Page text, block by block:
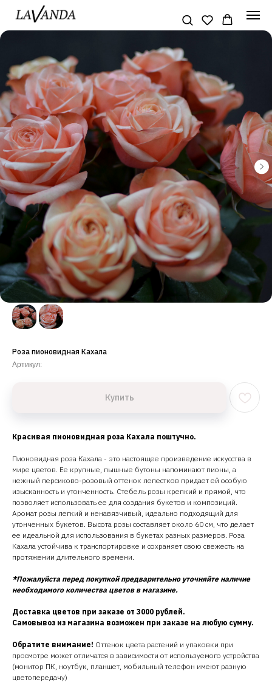
Роза пионовидная Кахала
Артикул:
Купить
Красивая пионовидная роза Кахала поштучно.
Пионовидная роза Кахала - это настоящее произведение искусства в
мире цветов. Ее крупные, пышные бутоны напоминают пионы, а
нежный персиково-розовый оттенок лепестков придает ей особую
изысканность и утонченность. Стебель розы крепкий и прямой, что
позволяет использовать ее для создания букетов и композиций.
Аромат розы легкий и ненавязчивый, идеально подходящий для
утонченных букетов. Высота розы составляет около 60 см, что делает
ее идеальной для использования в букетах разных размеров. Роза
Кахала устойчива к транспортировке и сохраняет свою свежесть на
протяжении длительного времени.
*Пожалуйста перед покупкой предварительно уточняйте наличие
необходимого количества цветов в магазине.
Доставка цветов при заказе от 3000 рублей.
Самовывоз из магазина возможен при заказе на любую сумму.
Обратите внимание! Оттенок цвета растений и упаковки при
просмотре может отличатся в зависимости от используемого устройства
(монитор ПК, ноутбук, планшет, мобильный телефон имеют разную
цветопередачу)